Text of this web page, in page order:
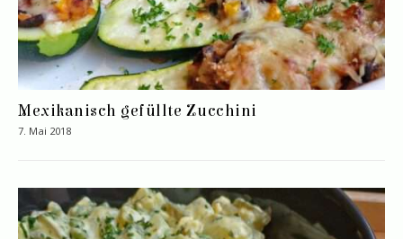
Mexikanisch gefüllte Zucchini
7. Mai 2018